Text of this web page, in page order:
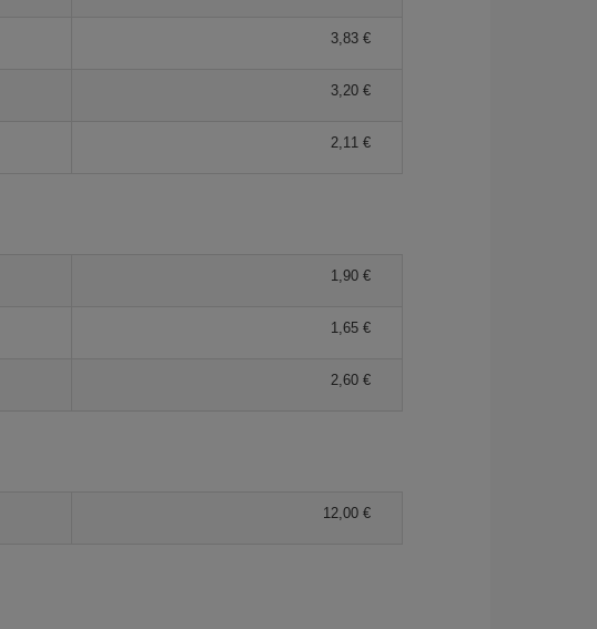
3,83 €
3,20 €
2,11 €
1,90 €
1,65 €
2,60 €
12,00 €